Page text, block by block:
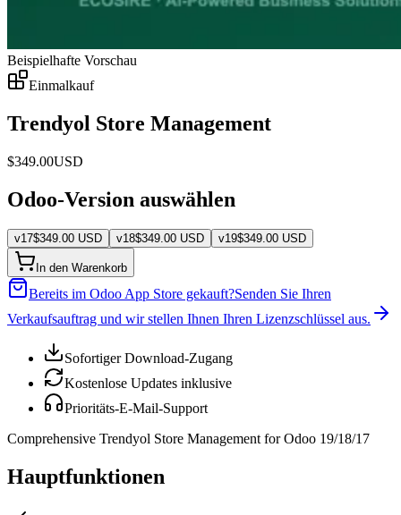
Beispielhafte Vorschau
Einmalkauf
Trendyol Store Management
$349.00USD
Odoo-Version auswählen
v17$349.00 USD v18$349.00 USD v19$349.00 USD
In den Warenkorb
Bereits im Odoo App Store gekauft?Senden Sie Ihren
Verkaufsauftrag und wir stellen Ihnen Ihren Lizenzschlüssel aus.
Sofortiger Download-Zugang
Kostenlose Updates inklusive
Prioritäts-E-Mail-Support
Comprehensive Trendyol Store Management for Odoo 19/18/17
Hauptfunktionen